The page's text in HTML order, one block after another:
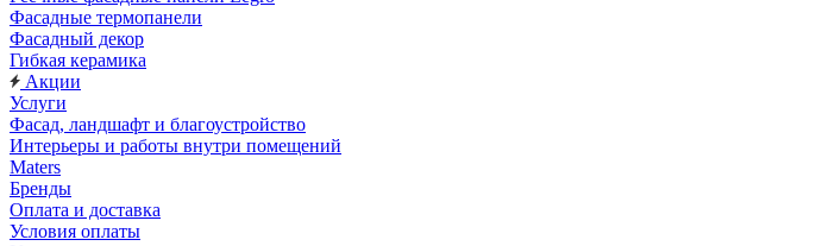
Фасадные термопанели
Фасадный декор
Гибкая керамика
Акции
Услуги
Фасад, ландшафт и благоустройство
Интерьеры и работы внутри помещений
Maters
Бренды
Оплата и доставка
Условия оплаты